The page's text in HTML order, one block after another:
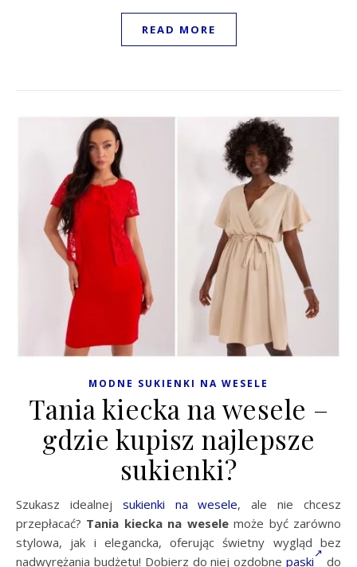
READ MORE
MODNE SUKIENKI NA WESELE
Tania kiecka na wesele –
gdzie kupisz najlepsze
sukienki?
Szukasz idealnej sukienki na wesele, ale nie chcesz
przepłacać? Tania kiecka na weselemoże być zarówno
stylowa, jak i elegancka, oferując świetny wygląd bez
nadwyrężania budżetu! Dobierz do niej ozdobnepaski do